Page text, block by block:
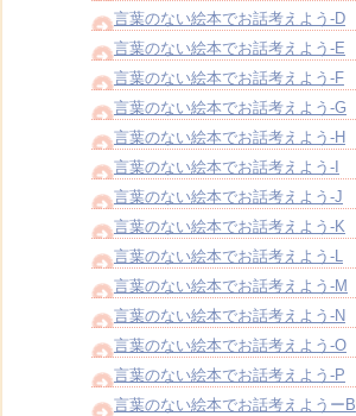
言葉のない絵本でお話考えよう-D
言葉のない絵本でお話考えよう-E
言葉のない絵本でお話考えよう-F
言葉のない絵本でお話考えよう-G
言葉のない絵本でお話考えよう-H
言葉のない絵本でお話考えよう-I
言葉のない絵本でお話考えよう-J
言葉のない絵本でお話考えよう-K
言葉のない絵本でお話考えよう-L
言葉のない絵本でお話考えよう-M
言葉のない絵本でお話考えよう-N
言葉のない絵本でお話考えよう-O
言葉のない絵本でお話考えよう-P
言葉のない絵本でお話考えようーB